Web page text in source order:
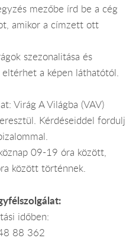
mezőbe írd be a cég
amikor a címzett ott
szezonalitása és
a képen láthatótól.
Virág A Világba (VAV)
Kérdéseiddel fordulj
09-19 óra között,
között történnek.
időben:
88 362